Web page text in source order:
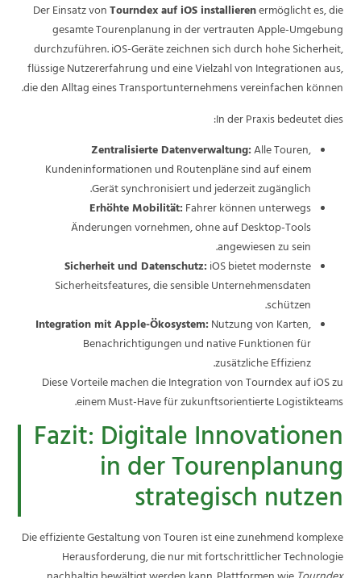
Der Einsatz vonTourndex auf iOS installierenermöglicht es, die
gesamte Tourenplanung in der vertrauten Apple-Umgebung
durchzuführen. iOS-Geräte zeichnen sich durch hohe Sicherheit,
flüssige Nutzererfahrung und eine Vielzahl von Integrationen aus,
die den Alltag eines Transportunternehmens vereinfachen können.
In der Praxis bedeutet dies:
Zentralisierte Datenverwaltung:Alle Touren,
Kundeninformationen und Routenpläne sind auf einem
Gerät synchronisiert und jederzeit zugänglich.
Erhöhte Mobilität:Fahrer können unterwegs
Änderungen vornehmen, ohne auf Desktop-Tools
angewiesen zu sein.
Sicherheit und Datenschutz:iOS bietet modernste
Sicherheitsfeatures, die sensible Unternehmensdaten
schützen.
Integration mit Apple-Ökosystem:Nutzung von Karten,
Benachrichtigungen und native Funktionen für
zusätzliche Effizienz.
Diese Vorteile machen die Integration von Tourndex auf iOS zu
einem Must-Have für zukunftsorientierte Logistikteams.
Fazit: Digitale Innovationen
in der Tourenplanung
strategisch nutzen
Die effiziente Gestaltung von Touren ist eine zunehmend komplexe
Herausforderung, die nur mit fortschrittlicher Technologie